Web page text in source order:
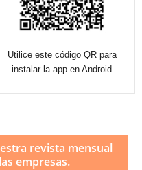
Utilice este código QR para
instalar la app en Android
revista mensual
empresas.